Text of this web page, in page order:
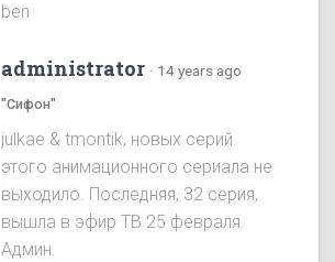
ben
administrator · 14 years ago
"Сифон"
julkae & tmontik, новых серий
этого анимационного сериала не
выходило. Последняя, 32 серия,
вышла в эфир ТВ 25 февраля.
Админ.